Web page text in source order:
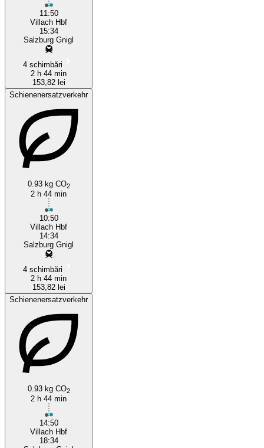
11:50
Villach Hbf
15:34
Salzburg Gnigl
4 schimbări
2 h 44 min
153,82 lei
Schienenersatzverkehr
0.93 kg CO2
2 h 44 min
10:50
Villach Hbf
14:34
Salzburg Gnigl
4 schimbări
2 h 44 min
153,82 lei
Schienenersatzverkehr
0.93 kg CO2
2 h 44 min
14:50
Villach Hbf
18:34